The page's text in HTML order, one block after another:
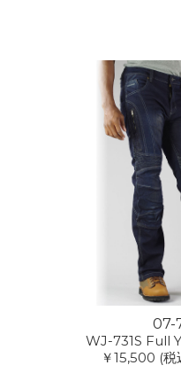
07-
WJ-731S Full
￥15,500 (税